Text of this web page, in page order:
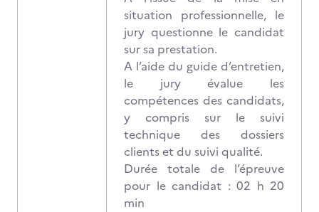
situation professionnelle, le
jury questionne le candidat
sur sa prestation.
A l’aide du guide d’entretien,
le jury évalue les
compétences des candidats,
y compris sur le suivi
technique des dossiers
clients et du suivi qualité.
Durée totale de l’épreuve
pour le candidat : 02 h 20
min